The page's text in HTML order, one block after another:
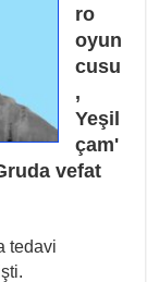
ro
oyun
cusu
,
Yeşil
çam'
vefat
tedavi